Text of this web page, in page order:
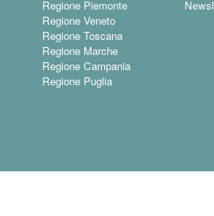
Regione Piemonte
Regione Veneto
Regione Toscana
Regione Marche
Regione Campania
Regione Puglia